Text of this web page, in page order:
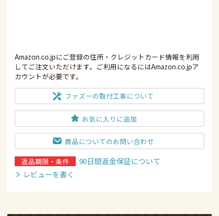
Amazon.co.jpにご登録の住所・クレジットカード情報を利用
してご注文いただけます。ご利用になるにはAmazon.co.jpア
カウントが必要です。
ファズーの取付工事について
お気に入りに追加
商品についてのお問い合わせ
返品期限・条件
90日間返金保証について
レビューを書く